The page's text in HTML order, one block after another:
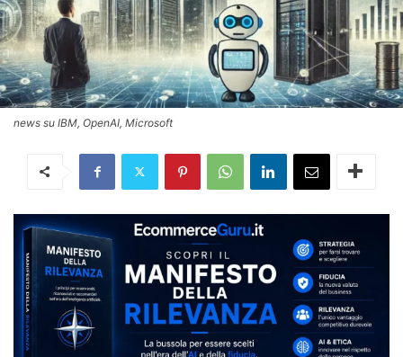
news su IBM, OpenAI, Microsoft